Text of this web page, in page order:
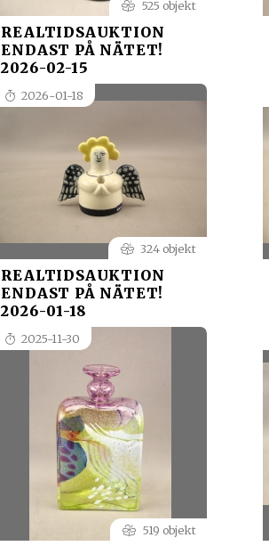
525 objekt
REALTIDSAUKTION
ENDAST PÅ NÄTET!
2026-02-15
2026-01-18
324 objekt
REALTIDSAUKTION
ENDAST PÅ NÄTET!
2026-01-18
2025-11-30
519 objekt